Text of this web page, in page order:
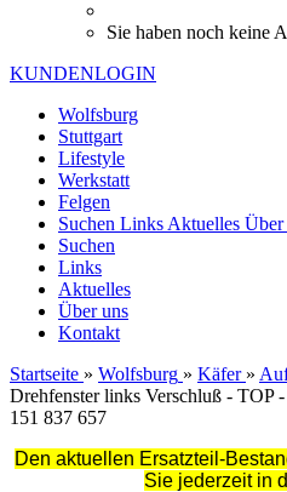
Sie haben noch keine
KUNDENLOGIN
Wolfsburg
Stuttgart
Lifestyle
Werkstatt
Felgen
Suchen Links Aktuelles Über
Suchen
Links
Aktuelles
Über uns
Kontakt
Startseite » Wolfsburg » Käfer »
Drehfenster links Verschluß - TOP
151 837 657
Den aktuellen Ersatzteil-
Sie jederzeit in